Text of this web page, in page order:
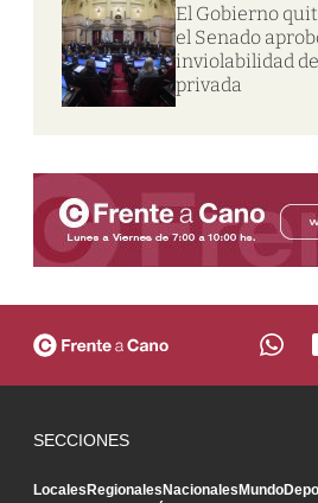
El Gobierno
el Senado
inviolabilidad
privada
SECCIONES
LocalesRegionalesNacionalesMundo